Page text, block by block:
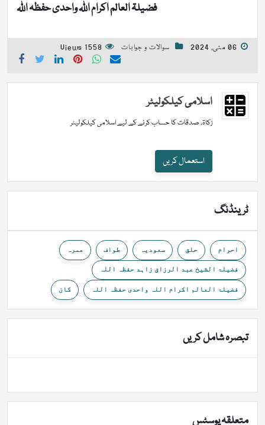
فضیلۃ العالم اکرام اللہ واحدی حفظہ اللہ
06 مئی, 2024 سوالات و جوابات 1558 Views
اسلامی کیلکولیٹر
زکاۃ، صدقات کا حساب کرنے کے لیے اسلامی کیلکولیٹر
استعمال کریں
ٹرینڈنگ
احرام حلق سعودیہ طواف عمرہ
فضیلۃ الشیخ عبد الرزاق زاہد حفظہ اللہ
فضیلۃ العالم اکرام اللہ واحدی حفظہ اللہ کان
تبصرہ شامل کریں
متعلقہ پوسٹس